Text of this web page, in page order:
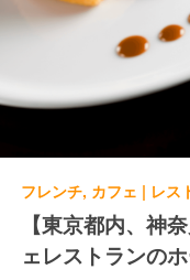
フレンチ, カフェ | レス
【東京都内、神
ェレストランの